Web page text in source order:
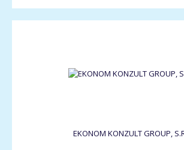
EKONOM KONZULT GROUP,